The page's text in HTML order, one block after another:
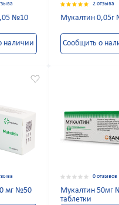
№10
наличии
2 отзыва
Мукалтин 0,05г
Сообщить о
мг №50
0 отзывов
Мукалтин 50мг
таблетки